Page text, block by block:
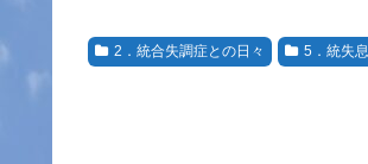
2．統合失調症との日々 5．統失